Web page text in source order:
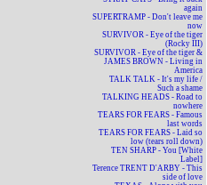
again
SUPERTRAMP - Don't leave me
now
SURVIVOR - Eye of the tiger
(Rocky III)
SURVIVOR - Eye of the tiger &
JAMES BROWN - Living in
America
TALK TALK - It's my life /
Such a shame
TALKING HEADS - Road to
nowhere
TEARS FOR FEARS - Famous
last words
TEARS FOR FEARS - Laid so
low (tears roll down)
TEN SHARP - You [White
Label]
Terence TRENT D'ARBY - This
side of love